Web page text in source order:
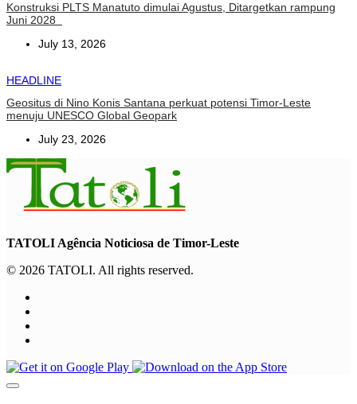
Konstruksi PLTS Manatuto dimulai Agustus, Ditargetkan rampung
Juni 2028
July 13, 2026
HEADLINE
Geositus di Nino Konis Santana perkuat potensi Timor-Leste
menuju UNESCO Global Geopark
July 23, 2026
TATOLI Agência Noticiosa de Timor-Leste
© 2026 TATOLI. All rights reserved.